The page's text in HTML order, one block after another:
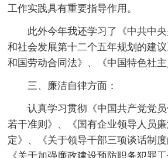
工作实践具有重要指导作用。
此外今年我还学习了《中共中
和社会发展第十二个五年规划的建
和国劳动合同法》、《中国特色社主
三、廉洁自律方面：
认真学习贯彻《中国共产党党
若干准则》、《国有企业领导人员
定》、《关于领导干部三项谈话制度
《关于加强廉政建设预防职务犯罪